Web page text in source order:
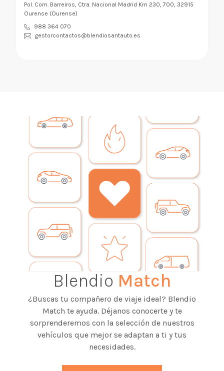
Pol. Com. Barreiros, Ctra. Nacional Madrid Km 230, 700, 32915
Ourense (Ourense)
988 364 070
gestorcontactos@blendiosantauto.es
Blendio Match
¿Buscas tu compañero de viaje ideal? Blendio
Match te ayuda. Déjanos conocerte y te
sorprenderemos con la selección de nuestros
vehículos que mejor se adaptan a ti y tus
necesidades.